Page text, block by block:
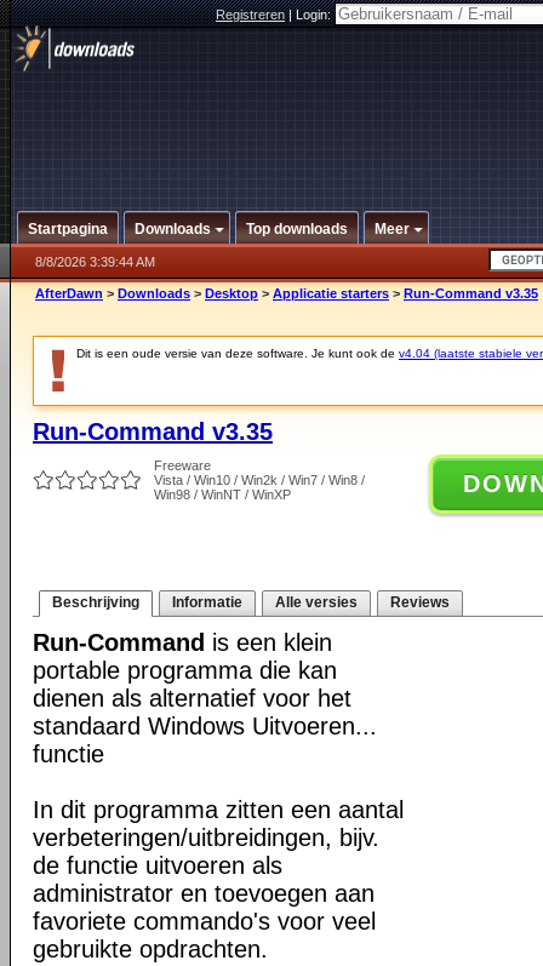
Registreren|Login:
Startpagina Downloads Top downloads Meer
8/8/2026 3:39:44 AM
AfterDawn > Downloads > Desktop > Applicatie starters > Run-Command v3.35
Dit is een oude versie van deze software. Je kunt ook de v4.04 (laatste stabiele
Run-Command v3.35
Freeware
Vista / Win10 / Win2k / Win7 / Win8 /
Win98 / WinNT / WinXP
Beschrijving Informatie Alle versies Reviews
Run-Command is een klein
portable programma die kan
dienen als alternatief voor het
standaard Windows Uitvoeren...
functie
In dit programma zitten een aantal
verbeteringen/uitbreidingen, bijv.
de functie uitvoeren als
administrator en toevoegen aan
favoriete commando's voor veel
gebruikte opdrachten.